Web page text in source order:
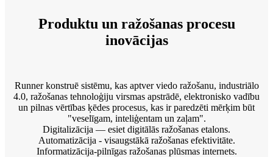
Produktu un ražošanas procesu
inovācijas
Runner konstruē sistēmu, kas aptver viedo ražošanu, industriālo
4.0, ražošanas tehnoloģiju virsmas apstrādē, elektronisko vadību
un pilnas vērtības ķēdes procesus, kas ir paredzēti mērķim būt
"veselīgam, inteliģentam un zaļam".
Digitalizācija — esiet digitālās ražošanas etalons.
Automatizācija - visaugstākā ražošanas efektivitāte.
Informatizācija-pilnīgas ražošanas plūsmas internets.